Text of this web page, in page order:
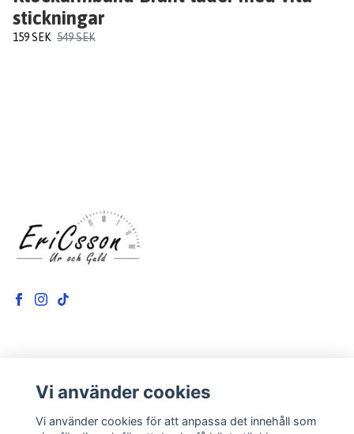
stickningar
159 SEK 549 SEK
Kontakt
Om oss
Vi använder cookies
Vi använder cookies för att anpassa det innehåll som